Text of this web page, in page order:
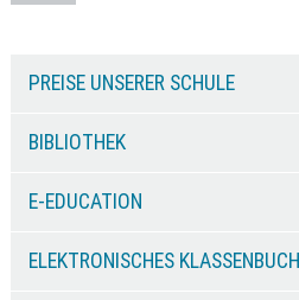
PREISE UNSERER SCHULE
BIBLIOTHEK
E-EDUCATION
ELEKTRONISCHES KLASSENBUCH